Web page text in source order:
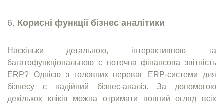
Корисні функції бізнес аналітики
Наскільки детальною, інтерактивною та
багатофункціональною є поточна фінансова звітність
ERP? Однією з головних переваг ERP-системи для
бізнесу є надійний бізнес-аналіз. За допомогою
декількох кліків можна отримати повний огляд всіх